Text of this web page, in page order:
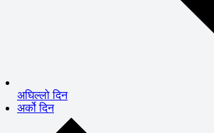
अघिल्लो दिन
अर्को दिन